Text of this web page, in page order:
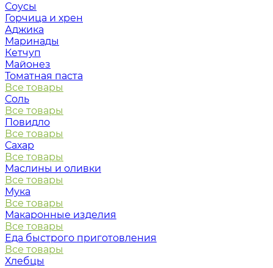
Соусы
Горчица и хрен
Аджика
Маринады
Кетчуп
Майонез
Томатная паста
Все товары
Соль
Все товары
Повидло
Все товары
Сахар
Все товары
Маслины и оливки
Все товары
Мука
Все товары
Макаронные изделия
Все товары
Еда быстрого приготовления
Все товары
Хлебцы